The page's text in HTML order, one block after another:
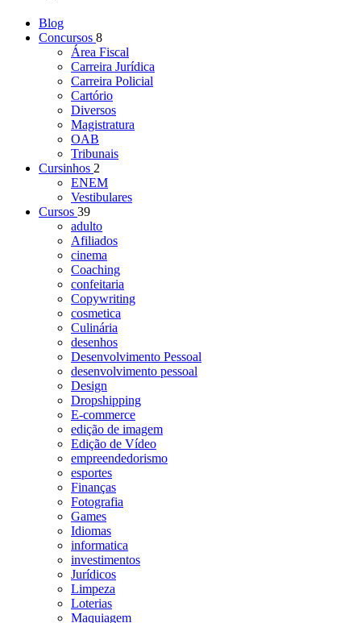
Blog
Concursos 8
Área Fiscal
Carreira Jurídica
Carreira Policial
Cartório
Diversos
Magistratura
OAB
Tribunais
Cursinhos 2
ENEM
Vestibulares
Cursos 39
adulto
Afiliados
cinema
Coaching
confeitaria
Copywriting
cosmetica
Culinária
desenhos
Desenvolvimento Pessoal
desenvolvimento pessoal
Design
Dropshipping
E-commerce
edição de imagem
Edição de Vídeo
empreendedorismo
esportes
Finanças
Fotografia
Games
Idiomas
informatica
investimentos
Jurídicos
Limpeza
Loterias
Maquiagem